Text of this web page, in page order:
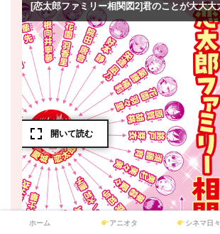
ホーム アニオタ シネマ日々